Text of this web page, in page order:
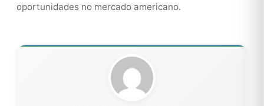
oportunidades no mercado americano.